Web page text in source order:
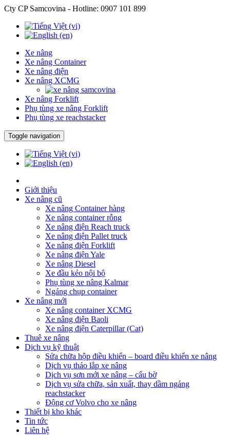
Cty CP Samcovina - Hotline: 0907 101 899
Xe nâng
Xe nâng Container
Xe nâng điện
Xe nâng XCMG
Xe nâng Forklift
Phụ tùng xe nâng Forklift
Phụ tùng xe reachstacker
Toggle navigation
Giới thiệu
Xe nâng cũ
Xe nâng Container hàng
Xe nâng container rỗng
Xe nâng điện Reach truck
Xe nâng điện Pallet truck
Xe nâng điện Forklift
Xe nâng điện Yale
Xe nâng Diesel
Xe đầu kéo nội bộ
Phụ tùng xe nâng Kalmar
Ngáng chụp container
Xe nâng mới
Xe nâng container XCMG
Xe nâng điện Baoli
Xe nâng điện Caterpillar (Cat)
Thuê xe nâng
Dịch vụ kỹ thuật
Sửa chữa hộp điều khiển – board điều khiển xe nâng
Dịch vụ tháo lắp xe nâng
Dịch vụ sơn mới xe nâng – cẩu bờ
Dịch vụ sửa chữa, sản xuất, thay dầm ngáng
reachstacker
Động cơ Volvo cho xe nâng
Thiết bị kho khác
Tin tức
Liên hệ